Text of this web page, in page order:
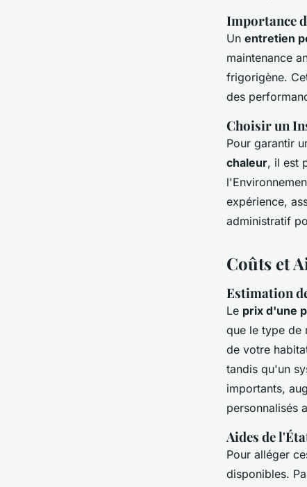
Importance
Un entretien
maintenance
frigorigène.
des
Choisir un
Pour garantir
chaleur, il est
expérience,
administratif
Coûts et
Estimation
Le prix d'une
que le type de
de votre
tandis qu'un
importants,
personnalisés
Aides de
Pour alléger
disponibles.